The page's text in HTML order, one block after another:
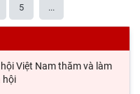
5 ...
Việt Nam thăm và làm
hội